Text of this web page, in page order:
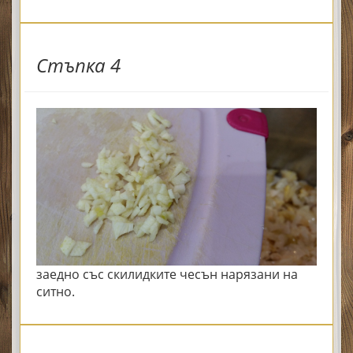
Стъпка 4
заедно със скилидките чесън нарязани на
ситно.